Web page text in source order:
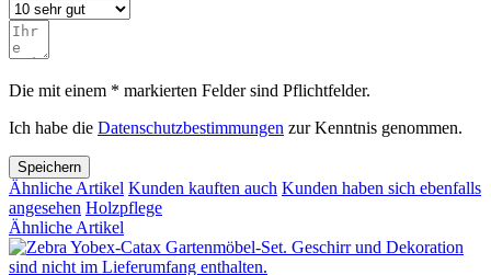
Die mit einem * markierten Felder sind Pflichtfelder.
Ich habe die Datenschutzbestimmungen zur Kenntnis genommen.
Speichern
Ähnliche Artikel Kunden kauften auch Kunden haben sich ebenfalls
angesehen Holzpflege
Ähnliche Artikel